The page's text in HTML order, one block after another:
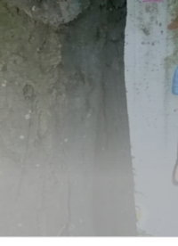
Zum
Inhalt
springen